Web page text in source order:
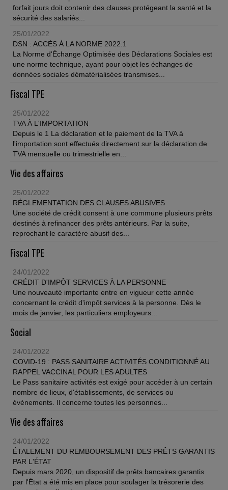
forfait jours doit contenir des clauses protégeant la santé et la
sécurité des salariés...
25/01/2022
DSN : ACCÈS À LA NORME 2022.1
La Norme d'Échange Optimisée des Déclarations Sociales est
une norme technique, ayant pour objet les échanges de
données sociales dématérialisées transmises...
Fiscal TPE
25/01/2022
TVA À L'IMPORTATION
Depuis le 1 La déclaration et le paiement de la TVA à
l'importation sont effectués directement sur la déclaration de
TVA mensuelle ou trimestrielle en...
Vie des affaires
25/01/2022
RÉGLEMENTATION DES CLAUSES ABUSIVES
Une société de crédit consent à une commune plusieurs prêts
destinés à refinancer des prêts antérieurs. Par la suite,
reprochant le caractère abusif des...
Fiscal TPE
24/01/2022
CRÉDIT D'IMPÔT SERVICES À LA PERSONNE
Une nouveauté importante entre en vigueur cette année
concernant le crédit d'impôt services à la personne. Dès le
mois de janvier, les particuliers employeurs...
Social
24/01/2022
COVID-19 : PASS SANITAIRE ACTIVITÉS CONDITIONNÉ AU
RAPPEL VACCINAL POUR LES ADULTES
Le Pass sanitaire activités est exigé pour accéder à un certain
nombre de lieux, d'établissements, de services ou
évènements. Il concerne toutes les personnes...
Vie des affaires
24/01/2022
ÉTALEMENT DU REMBOURSEMENT DES PRÊTS GARANTIS
PAR L'ÉTAT
Depuis mars 2020, un dispositif de prêts bancaires garantis
par l'État a été mis en place pour soulager la trésorerie des